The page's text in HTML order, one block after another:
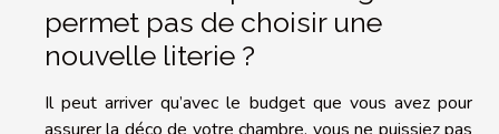
permet pas de choisir une
nouvelle literie ?
Il peut arriver qu’avec le budget que vous avez pour